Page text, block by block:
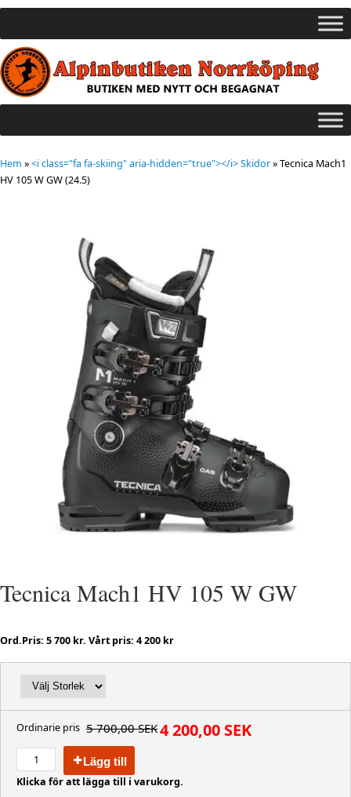
Hem »<i class="fa fa-skiing" aria-hidden="true"></i> Skidor»Tecnica Mach1
HV 105 W GW (24.5)
Tecnica Mach1 HV 105 W GW
Ord.Pris: 5 700 kr. Vårt pris: 4 200 kr
Ordinarie pris 5 700,00 SEK4 200,00 SEK
Lägg till
Klicka för att lägga till i varukorg.